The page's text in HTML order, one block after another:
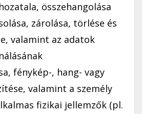
összehangolása
zárolása, törlése és
valamint az adatok
fénykép-, hang- vagy
valamint a személy
fizikai jellemzők (pl.